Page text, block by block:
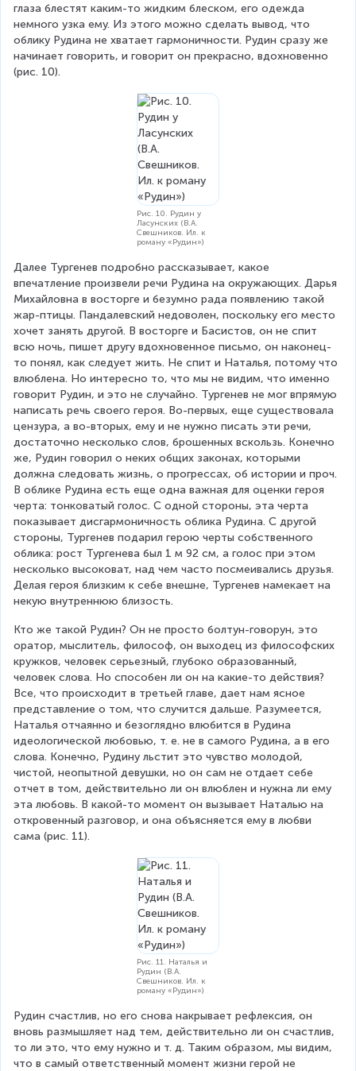
глаза блестят каким-то жидким блеском, его одежда
немного узка ему. Из этого можно сделать вывод, что
облику Рудина не хватает гармоничности. Рудин сразу же
начинает говорить, и говорит он прекрасно, вдохновенно
(рис. 10).
Рис. 10. Рудин у
Ласунских (В.А.
Свешников. Ил. к
роману «Рудин»)
Далее Тургенев подробно рассказывает, какое
впечатление произвели речи Рудина на окружающих. Дарья
Михайловна в восторге и безумно рада появлению такой
жар-птицы. Пандалевский недоволен, поскольку его место
хочет занять другой. В восторге и Басистов, он не спит
всю ночь, пишет другу вдохновенное письмо, он наконец-
то понял, как следует жить. Не спит и Наталья, потому что
влюблена. Но интересно то, что мы не видим, что именно
говорит Рудин, и это не случайно. Тургенев не мог впрямую
написать речь своего героя. Во-первых, еще существовала
цензура, а во-вторых, ему и не нужно писать эти речи,
достаточно несколько слов, брошенных вскользь. Конечно
же, Рудин говорил о неких общих законах, которыми
должна следовать жизнь, о прогрессах, об истории и проч.
В облике Рудина есть еще одна важная для оценки героя
черта: тонковатый голос. С одной стороны, эта черта
показывает дисгармоничность облика Рудина. С другой
стороны, Тургенев подарил герою черты собственного
облика: рост Тургенева был 1 м 92 см, а голос при этом
несколько высоковат, над чем часто посмеивались друзья.
Делая героя близким к себе внешне, Тургенев намекает на
некую внутреннюю близость.
Кто же такой Рудин? Он не просто болтун-говорун, это
оратор, мыслитель, философ, он выходец из философских
кружков, человек серьезный, глубоко образованный,
человек слова. Но способен ли он на какие-то действия?
Все, что происходит в третьей главе, дает нам ясное
представление о том, что случится дальше. Разумеется,
Наталья отчаянно и безоглядно влюбится в Рудина
идеологической любовью, т. е. не в самого Рудина, а в его
слова. Конечно, Рудину льстит это чувство молодой,
чистой, неопытной девушки, но он сам не отдает себе
отчет в том, действительно ли он влюблен и нужна ли ему
эта любовь. В какой-то момент он вызывает Наталью на
откровенный разговор, и она объясняется ему в любви
сама (рис. 11).
Рис. 11. Наталья и
Рудин (В.А.
Свешников. Ил. к
роману «Рудин»)
Рудин счастлив, но его снова накрывает рефлексия, он
вновь размышляет над тем, действительно ли он счастлив,
то ли это, что ему нужно и т. д. Таким образом, мы видим,
что в самый ответственный момент жизни герой не